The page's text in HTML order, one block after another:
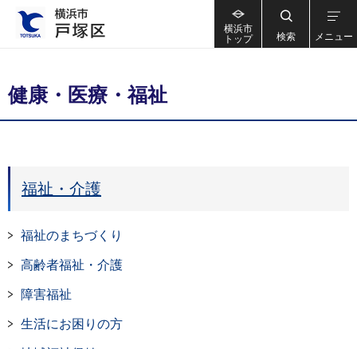
横浜市
トップ
検索 メニュー
健康・医療・福祉
福祉・介護
福祉のまちづくり
高齢者福祉・介護
障害福祉
生活にお困りの方